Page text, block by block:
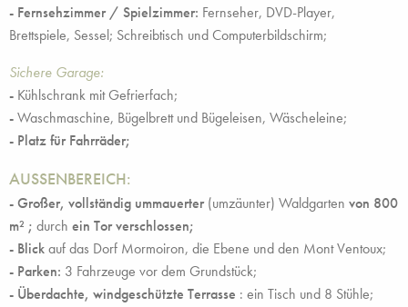
- Fernsehzimmer / Spielzimmer: Fernseher, DVD-Player,
Brettspiele, Sessel; Schreibtisch und Computerbildschirm;
Sichere Garage:
- Kühlschrank mit Gefrierfach;
-Waschmaschine, Bügelbrett und Bügeleisen, Wäscheleine;
- Platz für Fahrräder;
AUSSENBEREICH:
- Großer, vollständig ummauerter(umzäunter) Waldgarten von 800
m² ; durch ein Tor verschlossen;
- Blickauf das Dorf Mormoiron, die Ebene und den Mont Ventoux;
- Parken: 3 Fahrzeuge vor dem Grundstück;
- Überdachte, windgeschützte Terrasse : ein Tisch und 8 Stühle;